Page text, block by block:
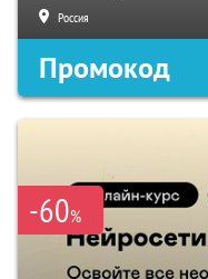
Россия
Промокод
-60%